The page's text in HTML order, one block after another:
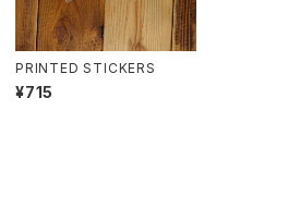
PRINTED STICKERS
¥715